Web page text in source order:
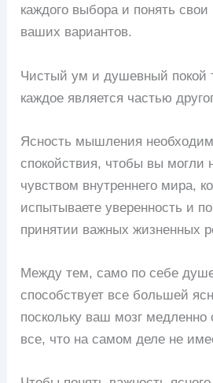
каждого выбора и понять свои
ваших вариантов.
Чистый ум и душевный покой
каждое является частью
Ясность мышления
спокойствия, чтобы вы могли
чувством внутреннего мира,
испытываете уверенность и
принятии важных жизненных
Между тем, само по себе
способствует все большей
поскольку ваш мозг медленно
все, что на самом деле не